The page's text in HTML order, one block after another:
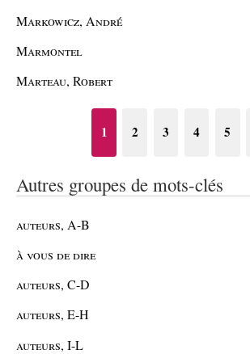
Markowicz, André
Marmontel
Marteau, Robert
1 2 3 4 5
Autres groupes de mots-clés
auteurs, A-B
à vous de dire
auteurs, C-D
auteurs, E-H
auteurs, I-L